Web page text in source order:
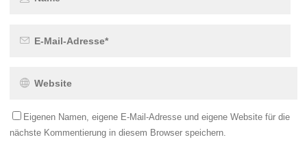
Eigenen Namen, eigene E-Mail-Adresse und eigene Website für die
nächste Kommentierung in diesem Browser speichern.